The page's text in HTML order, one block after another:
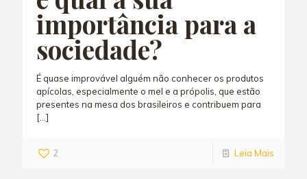
importância para a
sociedade?
É quase improvável alguém não conhecer os produtos
apícolas, especialmente o mel e a própolis, que estão
presentes na mesa dos brasileiros e contribuem para
[…]
2 Leia Mais